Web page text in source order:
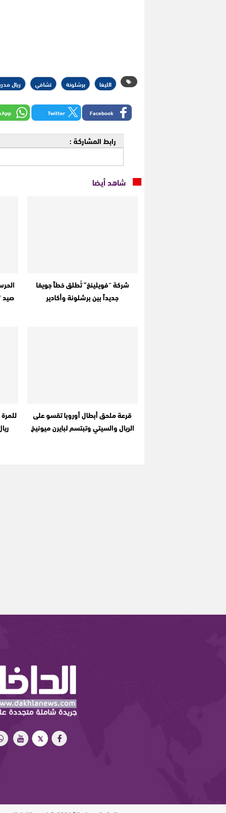
الليغا برشلونة تشافي ريال
Facebook
Twitter
رابط المشاركة :
شاهد أيضا
شركة “فويلينغ” تُطلق خطاً جويغا
جديداً بين برشلونة وأكادير
صيد
قرعة ملحق أبطال أوروبا تقسو على
الريال والسيتي وتبتسم لبايرن ميونيخ